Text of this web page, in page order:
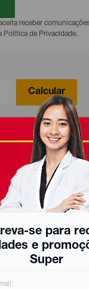
se para
e
Super
receber
Política de Privacidade.
Calcular